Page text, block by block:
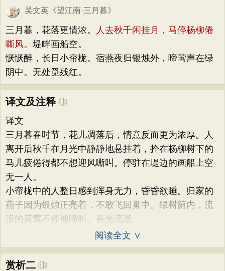
吴文英 《望江南·三月暮》
三月暮，花落更情浓。
人去秋千闲挂月，马停杨柳倦
嘶风。 堤畔画船空。
恹恹醉，长日小帘栊。宿燕夜归银烛外，啼莺声在绿
阴中。无处觅残红。
译文及注释
译文
三月暮春时节，花儿凋落后，情意反而更为浓厚。人
离开后秋千在月光中静静地悬挂着，拴在杨柳树下的
马儿疲倦得都不想迎风嘶叫。停驻在堤边的画船上空
无一人。
小帘栊中的人整日感到浑身无力，昏昏欲睡。归家的
燕子因为银烛正亮着，不敢飞回巢中。绿树荫内，流
浪的黄莺不停地啼叫。春光流逝
阅读全文 ∨
赏析二